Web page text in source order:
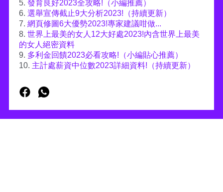
5. 發育良好2023全攻略!（小編推薦）
6. 選舉宣傳截止9大分析2023!（持續更新）
7. 網頁修圖6大優勢2023!專家建議咁做...
8. 世界上最美的女人12大好處2023!內含世界上最美
的女人絕密資料
9. 多利金回饋2023必看攻略!（小編貼心推薦）
10. 主計處薪資中位數2023詳細資料!（持續更新）